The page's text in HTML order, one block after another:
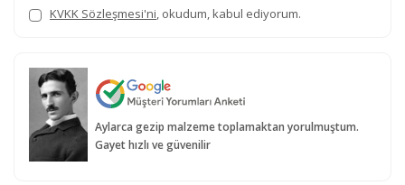
KVKK Sözleşmesi'ni, okudum, kabul ediyorum.
Aylarca gezip malzeme toplamaktan yorulmuştum.
Gayet hızlı ve güvenilir